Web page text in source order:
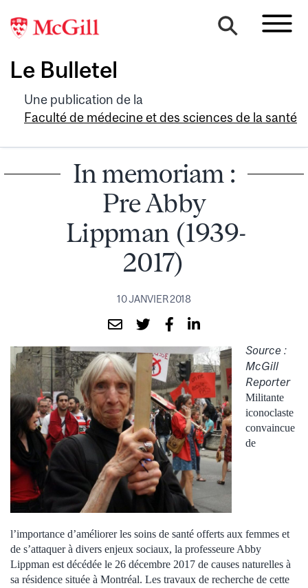
Le Bulletel
Une publication de la
Faculté de médecine et des sciences de la santé
In memoriam :
Pre Abby
Lippman (1939-
2017)
10 JANVIER 2018
Source :
McGill
Reporter
Militante
iconoclaste
convaincue
de
l’importance d’améliorer les soins de santé offerts aux femmes et
de s’attaquer à divers enjeux sociaux, la professeure Abby
Lippman est décédée le 26 décembre 2017 de causes naturelles à
sa résidence située à Montréal. Les travaux de recherche de cette